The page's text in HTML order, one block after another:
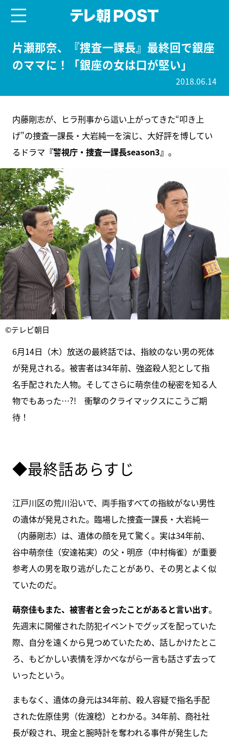
片瀬那奈、『捜査一課長』最終回で銀座
のママに！「銀座の女は口が堅い」
2018.06.14
内藤剛志が、ヒラ刑事から這い上がってきた“叩き上
げ”の捜査一課長・大岩純一を演じ、大好評を博してい
るドラマ 『警視庁・捜査一課長season3』 。
©テレビ朝日
6月14日（木）放送の最終話では、指紋のない男の死体
が発見される。被害者は34年前、強盗殺人犯として指
名手配された人物。そしてさらに萌奈佳の秘密を知る人
物でもあった…?! 衝撃のクライマックスにこうご期
待！
◆最終話あらすじ
江戸川区の荒川沿いで、両手指すべての指紋がない男性
の遺体が発見された。臨場した捜査一課長・大岩純一
（内藤剛志）は、遺体の顔を見て驚く。実は34年前、
谷中萌奈佳（安達祐実）の父・明彦（中村梅雀）が重要
参考人の男を取り逃がしたことがあり、その男とよく似
ていたのだ。
萌奈佳もまた、被害者と会ったことがあると言い出す。
先週末に開催された防犯イベントでグッズを配っていた
際、自分を遠くから見つめていたため、話しかけたとこ
ろ、もどかしい表情を浮かべながら一言も話さず去って
いったという。
まもなく、遺体の身元は34年前、殺人容疑で指名手配
された佐原佳男（佐渡稔）とわかる。34年前、商社社
長が殺され、現金と腕時計を奪われる事件が発生した